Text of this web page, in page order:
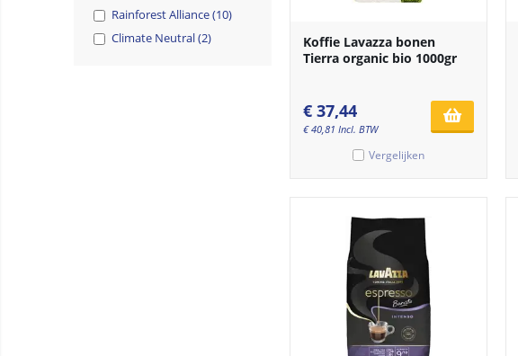
Rainforest Alliance (10)
Climate Neutral (2)
Koffie Lavazza bonen
Tierra organic bio 1000gr
€ 37,44
€40,81 Incl. BTW
Vergelijken